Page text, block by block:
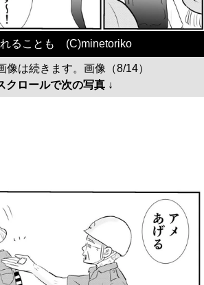
れることも (C)minetoriko
像は続きます。画像（8/14）
クロールで次の写真 ↓